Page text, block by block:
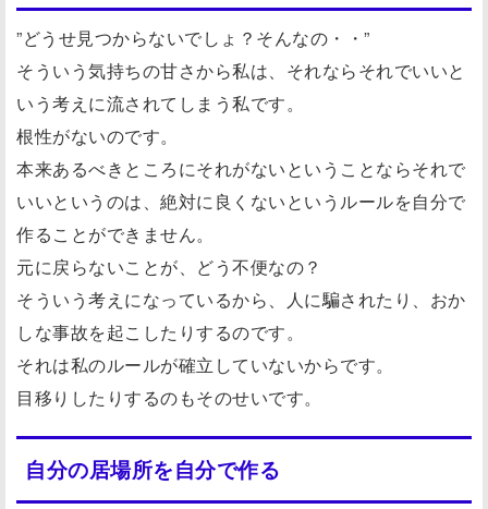
”どうせ見つからないでしょ？そんなの・・”
そういう気持ちの甘さから私は、それならそれでいいと
いう考えに流されてしまう私です。
根性がないのです。
本来あるべきところにそれがないということならそれで
いいというのは、絶対に良くないというルールを自分で
作ることができません。
元に戻らないことが、どう不便なの？
そういう考えになっているから、人に騙されたり、おか
しな事故を起こしたりするのです。
それは私のルールが確立していないからです。
目移りしたりするのもそのせいです。
自分の居場所を自分で作る